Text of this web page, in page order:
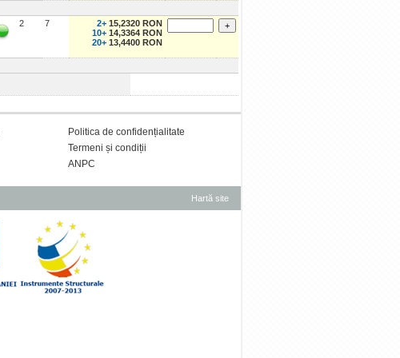
2 7 2+15,2320 RON
10+14,3364 RON
20+13,4400 RON
Politica de confidențialitate
Termeni și condiții
ANPC
Hartă site